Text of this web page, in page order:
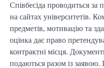
Співбесіда проводиться
на сайтах університетів.
предметів, мотивацію та
оцінка дає право
контрактні місця.
подаються разом із заявою.